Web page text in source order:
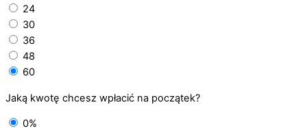
24
30
36
48
60
Jaką kwotę chcesz wpłacić na początek?
0%